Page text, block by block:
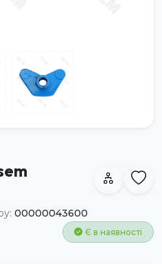
00000043600
Є в наявності